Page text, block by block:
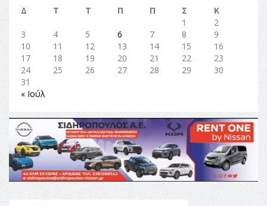
Δ
Τ Τ Π Π Σ
Κ
1
2
3
4 5 6 7 8
9
10
11 12 13 14 15
16
17
18 19 20 21 22
23
24
25 26 27 28 29
30
31
« Ιούλ